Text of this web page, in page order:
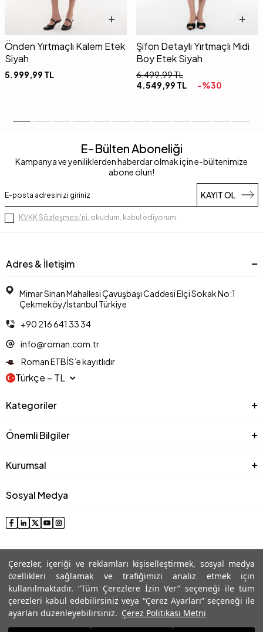
Çerezler, içeriği ve reklamları kişiselleştirmek, sosyal medya
özellikleri sağlamak ve trafiğimizi analiz etmek için
kullanılmaktadır. “Tüm Çerezlere İzin Ver” seçeneği ile tüm
çerezleri kabul edebilirsiniz veya “Çerez Ayarları” seçeneği ile
ayarları düzenleyebilirsiniz. Çerez Politikası Metni
Önden Yırtmaçlı Kalem Etek
Siyah
5.999,99 TL
Şifon Detaylı Yırtmaçlı Midi
Boy Etek Siyah
6.499,99TL
4.549,99 TL -%30
E-Bülten Aboneliği
Kampanya ve yeniliklerden haberdar olmak için e-bültenimize
abone olun!
KAYIT OL
KVKK Sözleşmesi'ni, okudum, kabul ediyorum.
Adres & İletişim
Mimar Sinan Mahallesi Çavuşbaşı Caddesi Elçi Sokak No:1
Çekmeköy/İstanbul Türkiye
+90 216 641 33 34
info@roman.com.tr
Roman ETBİS’e kayıtlıdır
Türkçe − TL
Kategoriler
Önemli Bilgiler
Kurumsal
Sosyal Medya
© 2025 Roman® Tüm Hakları Saklıdır, İzinsiz kullanılamaz